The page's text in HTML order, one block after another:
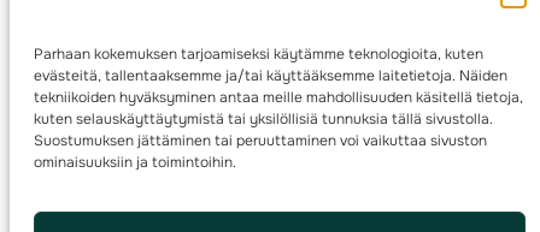
Parhaan kokemuksen tarjoamiseksi käytämme teknologioita, kuten
evästeitä, tallentaaksemme ja/tai käyttääksemme laitetietoja. Näiden
tekniikoiden hyväksyminen antaa meille mahdollisuuden käsitellä tietoja,
kuten selauskäyttäytymistä tai yksilöllisiä tunnuksia tällä sivustolla.
Suostumuksen jättäminen tai peruuttaminen voi vaikuttaa sivuston
ominaisuuksiin ja toimintoihin.
Kartoitus
Ratamestari
© 2025 ·Suomen Suunnistusliitto· Valimotie 10, 00380 Helsinki, Finland
info(a)suunnistusliitto.fi,Rastilipun asiat: rastilippu(a)suunnistusliitto.fi